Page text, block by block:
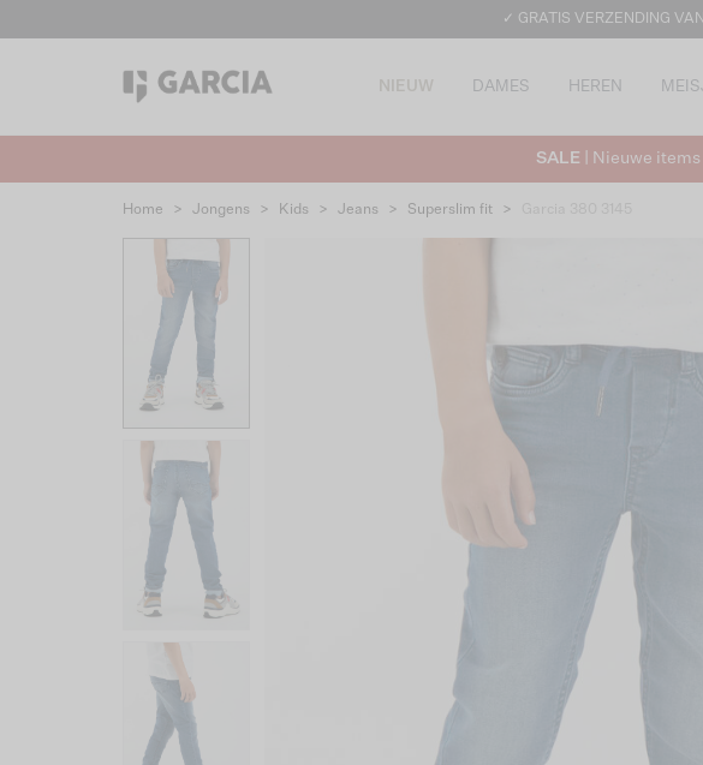
✓ GRATIS VERZENDING
NIEUW DAMES HEREN
SALE | Nieuwe
Home > Jongens > Kids > Jeans > Superslim fit >